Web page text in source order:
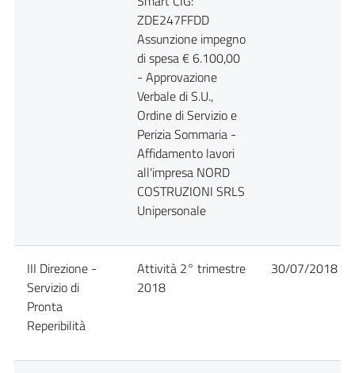
ZDE247FFDD
Assunzione impegno
di spesa € 6.100,00
- Approvazione
Verbale di S.U.,
Ordine di Servizio e
Perizia Sommaria -
Affidamento lavori
all'impresa NORD
COSTRUZIONI SRLS
Unipersonale
III Direzione -
Servizio di
Pronta
Reperibilità
Attività 2° trimestre
2018
30/07/2018